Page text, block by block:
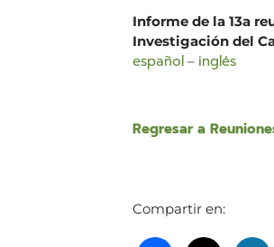
Informe de la 13a
Investigación del
español – inglés
Regresar a
Compartir en: